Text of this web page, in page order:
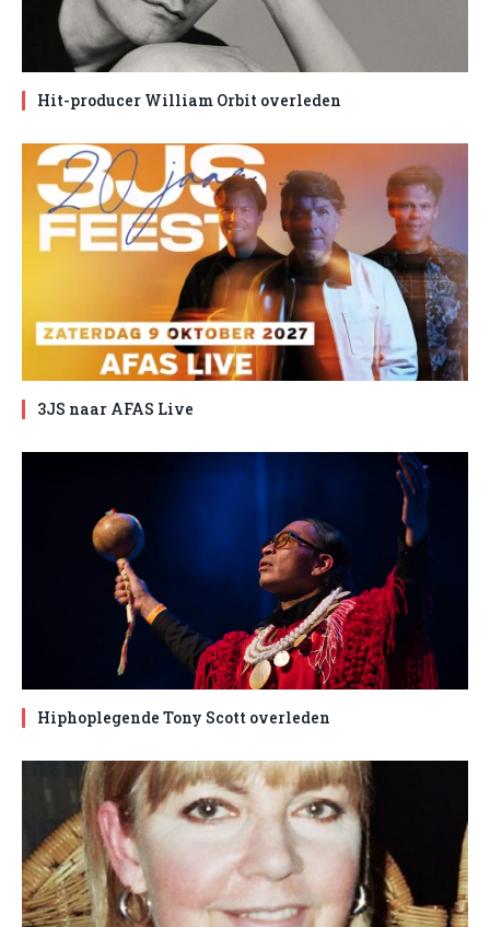
Hit-producer William Orbit overleden
3JS naar AFAS Live
Hiphoplegende Tony Scott overleden